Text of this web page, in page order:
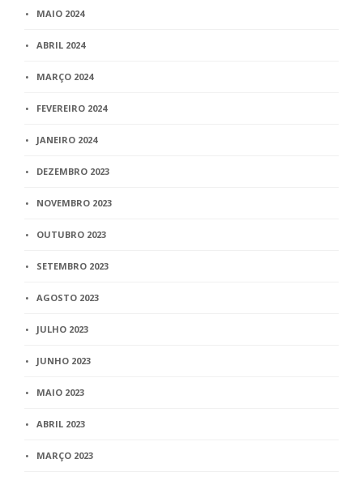
MAIO 2024
ABRIL 2024
MARÇO 2024
FEVEREIRO 2024
JANEIRO 2024
DEZEMBRO 2023
NOVEMBRO 2023
OUTUBRO 2023
SETEMBRO 2023
AGOSTO 2023
JULHO 2023
JUNHO 2023
MAIO 2023
ABRIL 2023
MARÇO 2023